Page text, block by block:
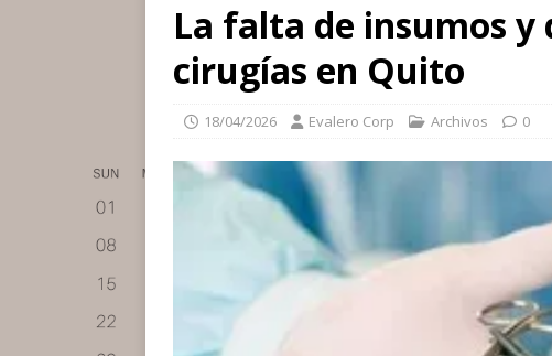
La falta de insumos y
cirugías en Quito
18/04/2026 Evalero Corp Archivos 0